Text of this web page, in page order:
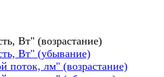
Вт" (возрастание)
Вт" (убывание)
поток, лм" (возрастание)